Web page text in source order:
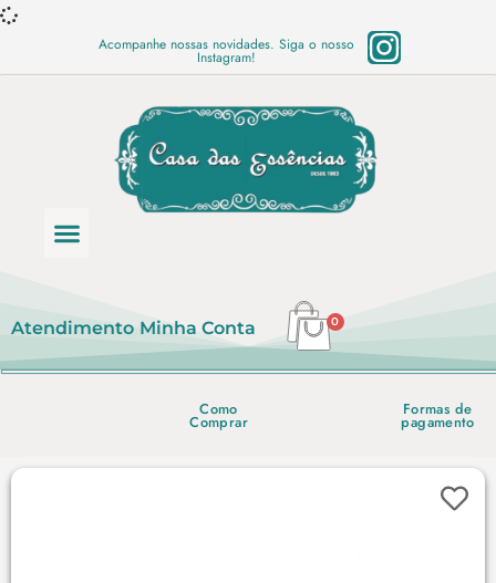
Acompanhe nossas novidades. Siga o nosso
Instagram!
Atendimento Minha Conta 0
Como
Comprar
Formas de
pagamento